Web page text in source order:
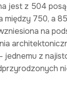
jest z 504
między 750, a
na
jednemu z